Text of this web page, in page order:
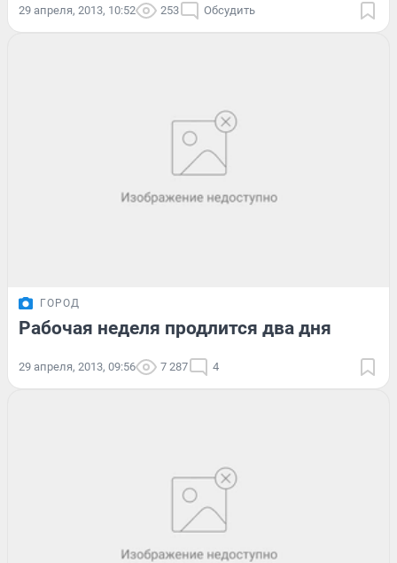
29 апреля, 2013, 10:52 253 Обсудить
ГОРОД
Рабочая неделя продлится два дня
29 апреля, 2013, 09:56 7 287 4